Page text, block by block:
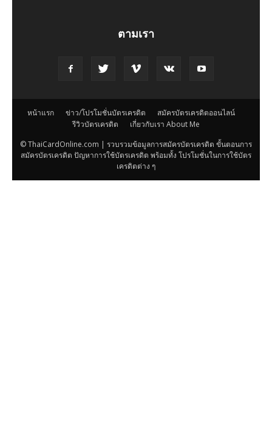
ตามเรา
หน้าแรก ข่าว/โปรโมชั่นบัตรเครดิต
สมัครบัตรเครดิตออนไลน์
รีวิวบัตรเครดิต
เกี่ยวกับเรา About Me
© ThaiCardOnline.com | รวบรวมข้อมูลการสมัครบัตรเครดิต ขั้นตอนการ
สมัครบัตรเครดิต ปัญหาการใช้บัตรเครดิต พร้อมทั้ง โปรโมชั่นในการใช้บัตร
เครดิตต่าง ๆ